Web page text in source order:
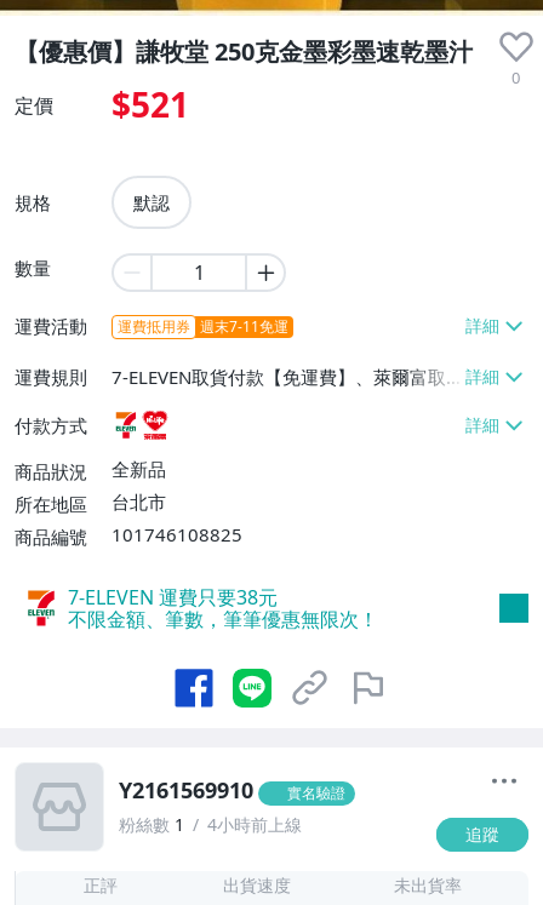
【優惠價】謙牧堂 250克金墨彩墨速乾墨汁
0
定價 $521
規格 默認
數量
運費活動 運費抵用券 週末7-11免運
運費規則
7-ELEVEN取貨付款【免運費】、萊爾富取
貨付款【免運費】
付款方式
商品狀況
全新品
所在地區
台北市
商品編號
101746108825
7-ELEVEN 運費只要38元
不限金額、筆數，筆筆優惠無限次！
Y2161569910 實名驗證
粉絲數 1 4小時前上線 追蹤
正評 出貨速度 未出貨率